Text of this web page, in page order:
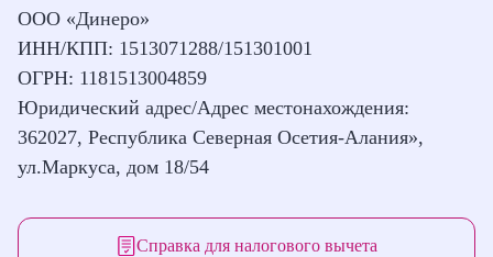
ООО «Динеро»
ИНН/КПП: 1513071288/151301001
ОГРН: 1181513004859
Юридический адрес/Адрес местонахождения:
362027, Республика Северная Осетия-Алания»,
ул.Маркуса, дом 18/54
Справка для налогового вычета